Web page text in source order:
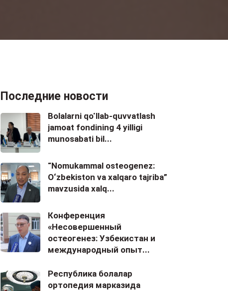
Последние новости
Bolalarni qo‘llab-quvvatlash
jamoat fondining 4 yilligi
munosabati bil...
“Nomukammal osteogenez:
O‘zbekiston va xalqaro tajriba”
mavzusida xalq...
Конференция
«Несовершенный
остеогенез: Узбекистан и
международный опыт...
Республика болалар
ортопедия марказида